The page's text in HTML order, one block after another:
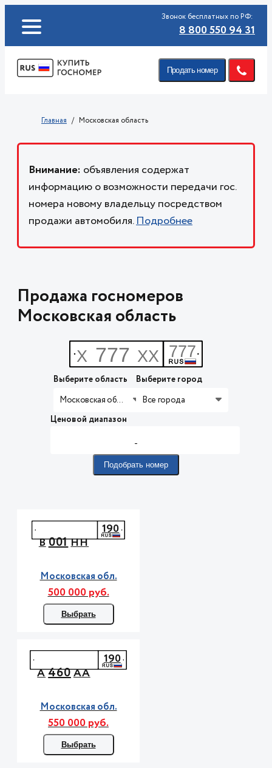
Звонок бесплатных по РФ:
8 800 550 94 31
Продать номер
Главная Московская область
Внимание: объявления содержат
информацию о возможности передачи гос.
номера новому владельцу посредством
продажи автомобиля.Подробнее
Продажа госномеров
Московская область
Выберите область
Московская область
Выберите город
Все города
Ценовой диапазон
-
Подобрать номер
В001НН
190
Московская обл.
500 000 руб.
Выбрать
А460АА
190
Московская обл.
550 000 руб.
Выбрать